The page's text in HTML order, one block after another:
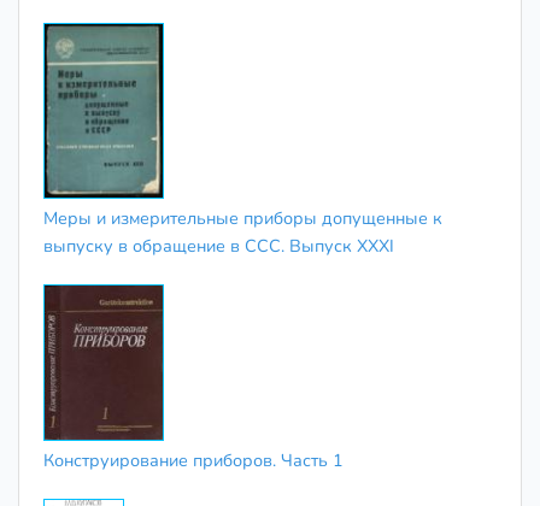
Меры и измерительные приборы допущенные к
выпуску в обращение в ССС. Выпуск XXXI
Конструирование приборов. Часть 1